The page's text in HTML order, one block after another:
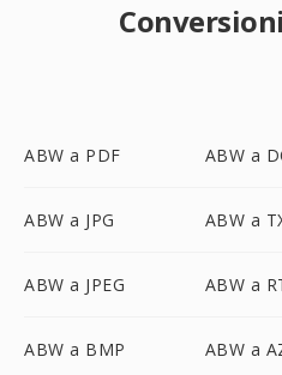
ABW a PDF ABW a
ABW a JPG ABW a
ABW a JPEG ABW a
ABW a BMP ABW a